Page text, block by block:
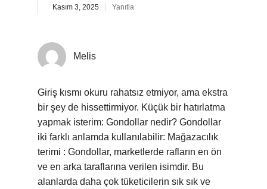
Kasım 3, 2025 Yanıtla
Melis
Giriş kısmı okuru rahatsız etmiyor, ama ekstra
bir şey de hissettirmiyor. Küçük bir hatırlatma
yapmak isterim: Gondollar nedir? Gondollar
iki farklı anlamda kullanılabilir: Mağazacılık
terimi : Gondollar, marketlerde rafların en ön
ve en arka taraflarına verilen isimdir. Bu
alanlarda daha çok tüketicilerin sık sık ve